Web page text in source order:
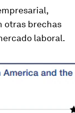
otras brechas
laboral.